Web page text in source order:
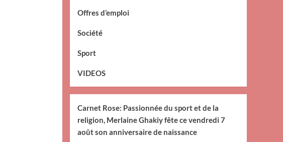
Offres d’emploi
Société
Sport
VIDEOS
Carnet Rose: Passionnée du sport et de la
religion, Merlaine Ghakiy fête ce vendredi 7
août son anniversaire de naissance